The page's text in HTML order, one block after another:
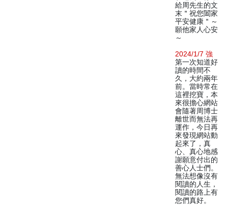
給周先生的文
末＂祝您闔家
平安健康＂～
願他家人心安
～
2024/1/7 強
第一次知道好
讀的時間不
久，大約兩年
前。當時常在
這裡挖寶，本
來很擔心網站
會隨著周博士
離世而無法再
運作，今日再
來發現網站動
起來了，真
心、真心地感
謝願意付出的
善心人士們。
無法想像沒有
閱讀的人生，
閱讀的路上有
您們真好。